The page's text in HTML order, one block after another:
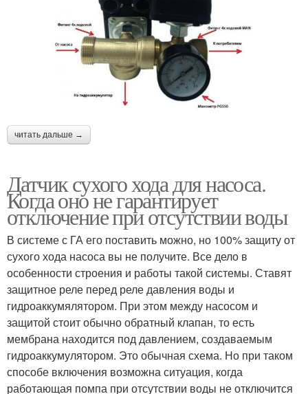
читать дальше →
Датчик сухого хода для насоса.
Когда оно не гарантирует
отключение при отсутствии воды
В системе с ГА его поставить можно, но 100% защиту от
сухого хода насоса вы не получите. Все дело в
особенности строения и работы такой системы. Ставят
защитное реле перед реле давления воды и
гидроаккумялятором. При этом между насосом и
защитой стоит обычно обратный клапан, то есть
мембрана находится под давлением, создаваемым
гидроаккумулятором. Это обычная схема. Но при таком
способе включения возможна ситуация, когда
работающая помпа при отсутствии воды не отключится